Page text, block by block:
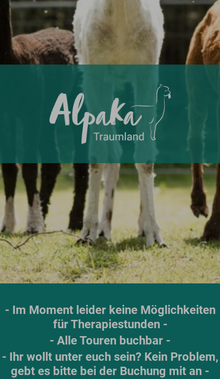
- Im Moment leider keine Möglichkeiten
für Therapiestunden -
- Alle Touren buchbar -
- Ihr wollt unter euch sein? Kein Problem,
gebt es bitte bei der Buchung mit an -